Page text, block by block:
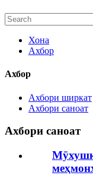
Хона
Ахбор
Ахбор
Ахбори ширкат
Ахбори саноат
Ахбори саноат